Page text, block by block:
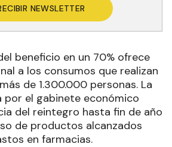
NEWSLETTER
beneficio en un 70% ofrece
a los consumos que realizan
de 1.300.000 personas. La
por el gabinete económico
del reintegro hasta fin de año
de productos alcanzados
en farmacias.